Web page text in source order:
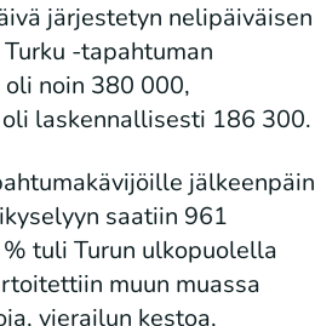
järjestetyn nelipäiväisen
-tapahtuman
noin 380 000,
laskennallisesti 186 300.
jälkeenpäin
saatiin 961
tuli Turun ulkopuolella
muun muassa
vierailun kestoa,